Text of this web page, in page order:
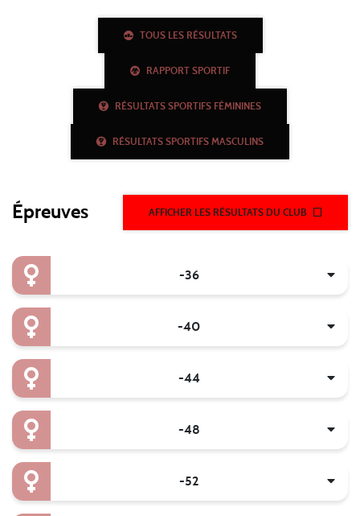
TOUS LES RÉSULTATS
RAPPORT SPORTIF
RÉSULTATS SPORTIFS FÉMININES
RÉSULTATS SPORTIFS MASCULINS
Épreuves AFFICHER LES RÉSULTATS DU CLUB
-36
-40
-44
-48
-52